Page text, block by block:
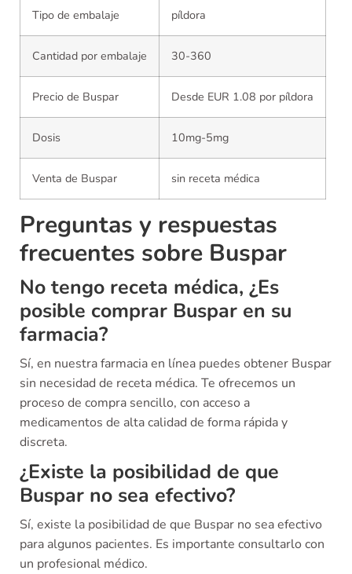
Tipo de embalaje píldora
Cantidad por embalaje 30-360
Precio de Buspar Desde EUR 1.08 por píldora
Dosis 10mg-5mg
Venta de Buspar sin receta médica
Preguntas y respuestas
frecuentes sobre Buspar
No tengo receta médica, ¿Es
posible comprar Buspar en su
farmacia?
Sí, en nuestra farmacia en línea puedes obtener Buspar
sin necesidad de receta médica. Te ofrecemos un
proceso de compra sencillo, con acceso a
medicamentos de alta calidad de forma rápida y
discreta.
¿Existe la posibilidad de que
Buspar no sea efectivo?
Sí, existe la posibilidad de que Buspar no sea efectivo
para algunos pacientes. Es importante consultarlo con
un profesional médico.